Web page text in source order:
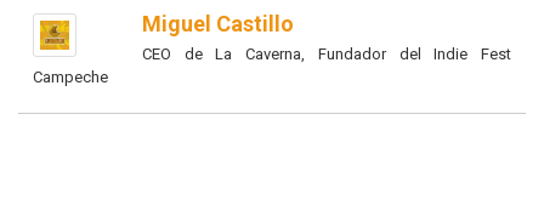
Miguel Castillo
CEO de La Caverna, Fundador del Indie Fest
Campeche